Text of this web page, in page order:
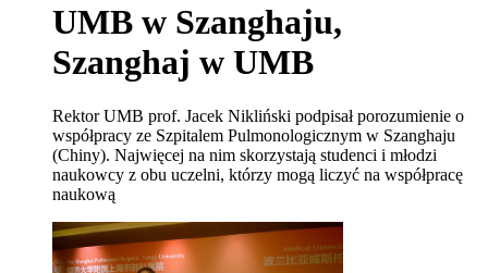
UMB w Szanghaju,
Szanghaj w UMB
Rektor UMB prof. Jacek Nikliński podpisał porozumienie o
współpracy ze Szpitalem Pulmonologicznym w Szanghaju
(Chiny). Najwięcej na nim skorzystają studenci i młodzi
naukowcy z obu uczelni, którzy mogą liczyć na współpracę
naukową